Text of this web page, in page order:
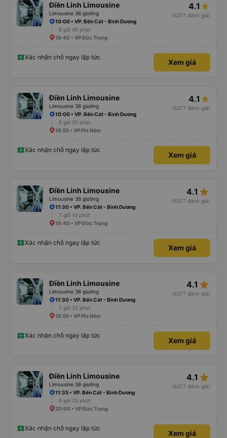
Điền Linh Limousine
Limousine 36 giường
4.1
(6377 đánh giá)
10:00 • VP. Bến Cát - Bình Dương
8 giờ 40 phút
18:40 • VP Đức Trọng
Xác nhận chỗ ngay lập tức
Xem giá
Điền Linh Limousine
Limousine 36 giường
4.1
(6377 đánh giá)
10:00 • VP. Bến Cát - Bình Dương
8 giờ 55 phút
18:55 • VP Phi Nôm
Xác nhận chỗ ngay lập tức
Xem giá
Điền Linh Limousine
Limousine 36 giường
4.1 star_rate
(6377 đánh giá)
11:30 • VP. Bến Cát - Bình Dương
7 giờ 10 phút
18:40 • VP Đức Trọng
Xác nhận chỗ ngay lập tức
Xem giá
Điền Linh Limousine
Limousine 36 giường
4.1 star_rate
(6377 đánh giá)
11:30 • VP. Bến Cát - Bình Dương
7 giờ 25 phút
18:55 • VP Phi Nôm
Xác nhận chỗ ngay lập tức
Xem giá
Điền Linh Limousine
Limousine 36 giường
4.1 star_rate
(6377 đánh giá)
11:35 • VP. Bến Cát - Bình Dương
8 giờ 25 phút
20:00 • VP Đức Trọng
Xác nhận chỗ ngay lập tức
Xem giá